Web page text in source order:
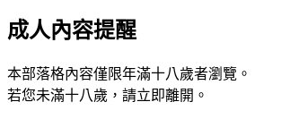
成人內容提醒
本部落格內容僅限年滿十八歲者瀏覽。
若您未滿十八歲，請立即離開。